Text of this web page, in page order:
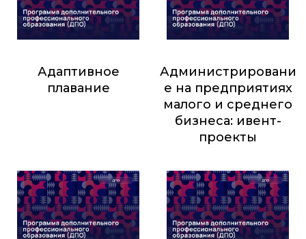
Адаптивное
плавание
Администрировани
е на предприятиях
малого и среднего
бизнеса: ивент-
проекты